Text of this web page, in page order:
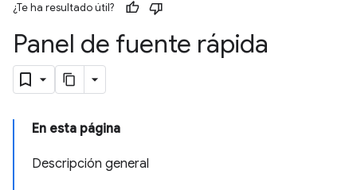
¿Te ha resultado útil?
Panel de fuente rápida
En esta página
Descripción general